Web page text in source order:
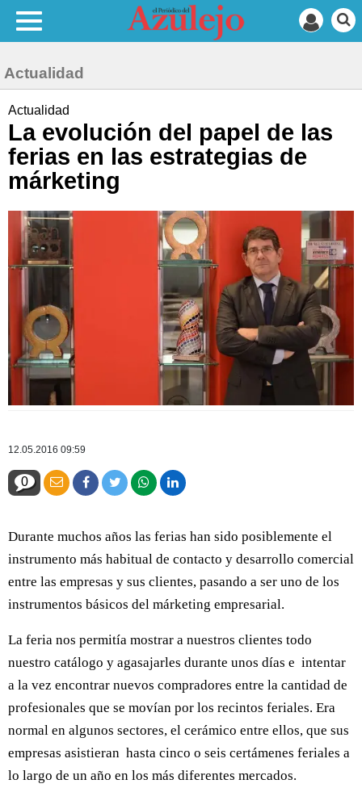
Actualidad
Actualidad
La evolución del papel de las
ferias en las estrategias de
márketing
12.05.2016 09:59
0
Durante muchos años las ferias han sido posiblemente el
instrumento más habitual de contacto y desarrollo comercial
entre las empresas y sus clientes, pasando a ser uno de los
instrumentos básicos del márketing empresarial.
La feria nos permitía mostrar a nuestros clientes todo
nuestro catálogo y agasajarles durante unos días e intentar
a la vez encontrar nuevos compradores entre la cantidad de
profesionales que se movían por los recintos feriales. Era
normal en algunos sectores, el cerámico entre ellos, que sus
empresas asistieran hasta cinco o seis certámenes feriales a
lo largo de un año en los más diferentes mercados.